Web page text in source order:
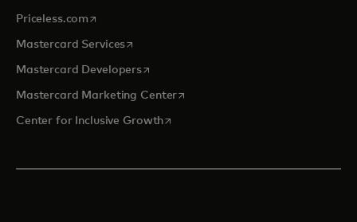
Priceless.com opens in a new tab
Mastercard Servicesopens in a new tab
Mastercard Developersopens in a new tab
Mastercard Marketing Centeropens in a new tab
Center for Inclusive Growthopens in a new tab